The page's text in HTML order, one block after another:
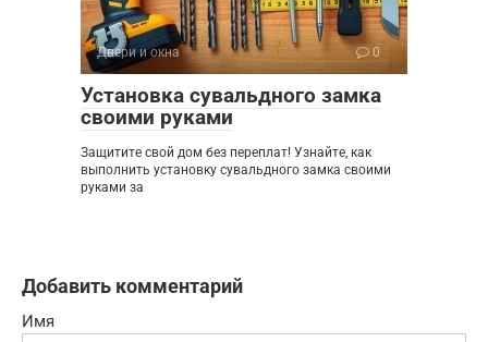
Двери и окна 0
Установка сувальдного замка
своими руками
Защитите свой дом без переплат! Узнайте, как
выполнить установку сувальдного замка своими
руками за
Добавить комментарий
Имя